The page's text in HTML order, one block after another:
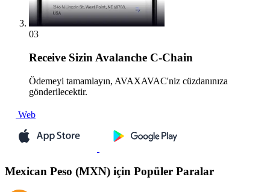
03
Receive Sizin Avalanche C-Chain
Ödemeyi tamamlayın, AVAXAVAC'niz cüzdanınıza
gönderilecektir.
Web
Mexican Peso (MXN) için Popüler Paralar